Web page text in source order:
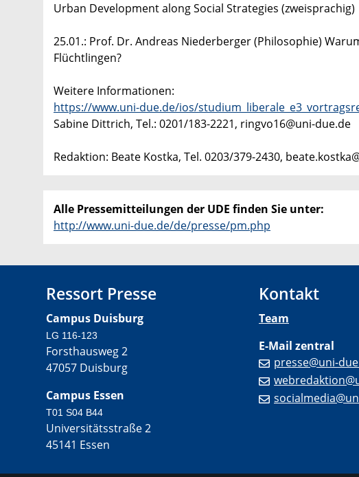
Urban Development along Social Strategies (zweisprachig)
25.01.: Prof. Dr. Andreas Niederberger (Philosophie)
Flüchtlingen?
Weitere Informationen:
https://www.uni-due.de/ios/
Sabine Dittrich, Tel.: 0201/183-2221, ringvo16@uni-due.de
Redaktion: Beate Kostka, Tel. 0203/379-2430,
Alle Pressemitteilungen der UDE finden Sie unter:
http://www.uni-due.de/de/presse/pm.php
Ressort Presse
Campus Duisburg
LG 116-123
Forsthausweg 2
47057 Duisburg
Campus Essen
T01 S04 B44
Universitätsstraße 2
45141 Essen
Kontakt
Team
E-Mail zentral
presse@uni-